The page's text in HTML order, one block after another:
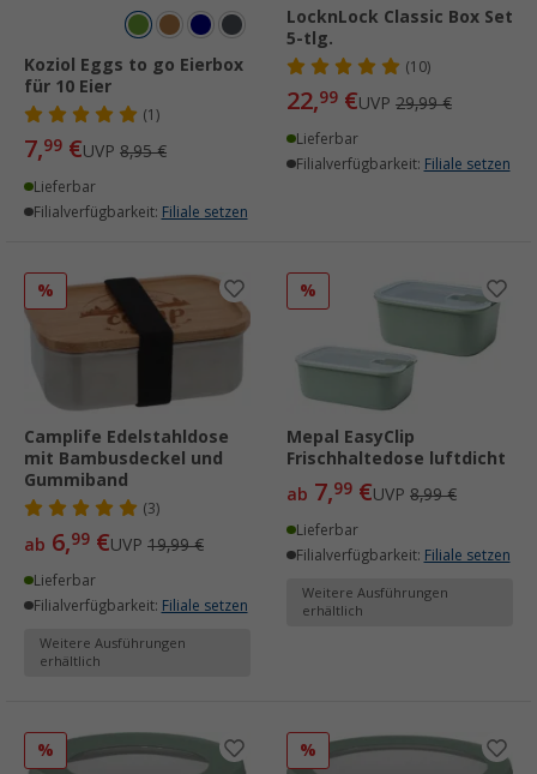
Koziol Eggs to go Eierbox
für 10 Eier
(1)
7,99 €UVP 8,95 €
Lieferbar
Filialverfügbarkeit: Filiale setzen
LocknLock Classic Box Set
5-tlg.
(10)
22,99 €UVP 29,99 €
Lieferbar
Filialverfügbarkeit: Filiale setzen
%
Camplife Edelstahldose
mit Bambusdeckel und
Gummiband
(3)
ab 6,99 €UVP 19,99 €
Lieferbar
Filialverfügbarkeit: Filiale setzen
Weitere Ausführungen
erhältlich
%
Mepal EasyClip
Frischhaltedose luftdicht
ab 7,99 €UVP 8,99 €
Lieferbar
Filialverfügbarkeit: Filiale setzen
Weitere Ausführungen
erhältlich
% %